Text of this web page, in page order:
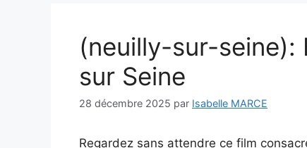
(neuilly-sur-seine):
sur Seine
28 décembre 2025 par Isabelle MARCE
Regardez sans attendre ce film